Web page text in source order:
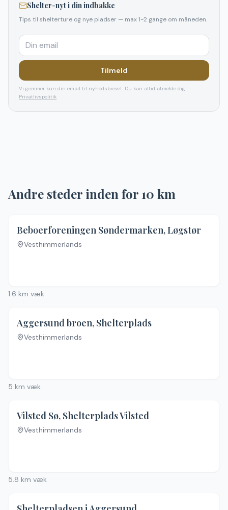
Shelter-nyt i din indbakke
Tips til shelterture og nye pladser — max 1-2 gange om måneden.
Tilmeld
Vi gemmer kun din email til nyhedsbrevet. Du kan altid afmelde dig.
Privatlivspolitik
Andre steder inden for10 km
Beboerforeningen Søndermarken, Løgstør
Vesthimmerlands
1.6 km væk
Aggersund broen, Shelterplads
Vesthimmerlands
5 km væk
Vilsted Sø, Shelterplads Vilsted
Vesthimmerlands
5.8 km væk